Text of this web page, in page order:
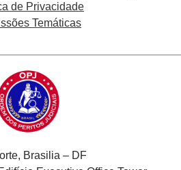
de Privacidade
Temáticas
Brasilia – DF